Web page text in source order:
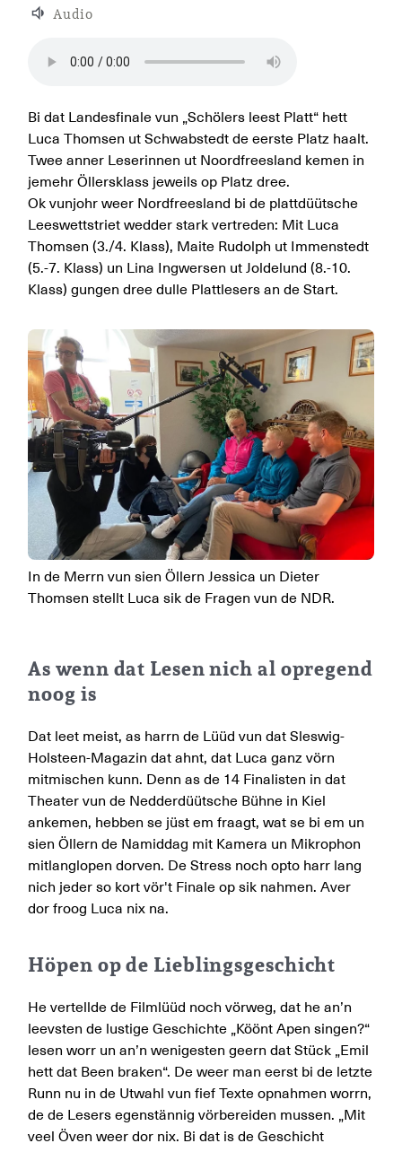
Audio
Bi dat Landesfinale vun „Schölers leest Platt“ hett
Luca Thomsen ut Schwabstedt de eerste Platz haalt.
Twee anner Leserinnen ut Noordfreesland kemen in
jemehr Öllersklass jeweils op Platz dree.
Ok vunjohr weer Nordfreesland bi de plattdüütsche
Leeswettstriet wedder stark vertreden: Mit Luca
Thomsen (3./4. Klass), Maite Rudolph ut Immenstedt
(5.-7. Klass) un Lina Ingwersen ut Joldelund (8.-10.
Klass) gungen dree dulle Plattlesers an de Start.
In de Merrn vun sien Öllern Jessica un Dieter
Thomsen stellt Luca sik de Fragen vun de NDR.
As wenn dat Lesen nich al opregend
noog is
Dat leet meist, as harrn de Lüüd vun dat Sleswig-
Holsteen-Magazin dat ahnt, dat Luca ganz vörn
mitmischen kunn. Denn as de 14 Finalisten in dat
Theater vun de Nedderdüütsche Bühne in Kiel
ankemen, hebben se jüst em fraagt, wat se bi em un
sien Öllern de Namiddag mit Kamera un Mikrophon
mitlanglopen dorven. De Stress noch opto harr lang
nich jeder so kort vör't Finale op sik nahmen. Aver
dor froog Luca nix na.
Höpen op de Lieblingsgeschicht
He vertellde de Filmlüüd noch vörweg, dat he an’n
leevsten de lustige Geschichte „Köönt Apen singen?“
lesen worr un an’n wenigesten geern dat Stück „Emil
hett dat Been braken“. De weer man eerst bi de letzte
Runn nu in de Utwahl vun fief Texte opnahmen worrn,
de de Lesers egenstännig vörbereiden mussen. „Mit
veel Öven weer dor nix. Bi dat is de Geschicht